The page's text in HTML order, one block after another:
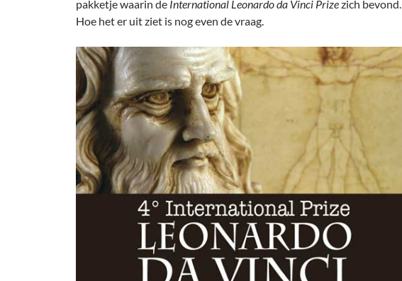
pakketje waarin de International Leonardo da Vinci Prizezich bevond.
Hoe het er uit ziet is nog even de vraag.